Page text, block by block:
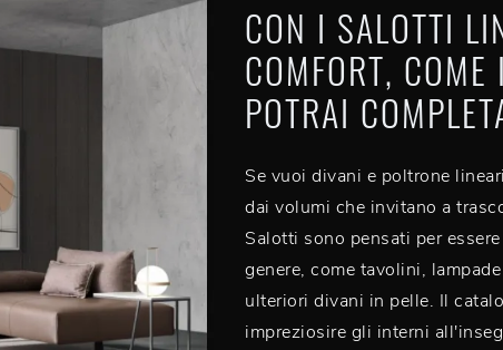
CON I SALOTTI
COMFORT,
POTRAI
Se vuoi divani e poltrone
dai volumi che invitano a
Salotti sono pensati per
genere, come tavolini,
ulteriori divani in pelle. Il
impreziosire gli interni